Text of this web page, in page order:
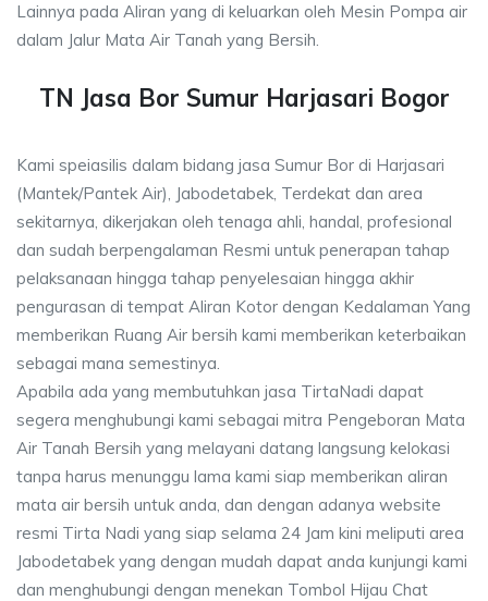
Lainnya pada Aliran yang di keluarkan oleh Mesin Pompa air
dalam Jalur Mata Air Tanah yang Bersih.
TN Jasa Bor Sumur Harjasari Bogor
Kami speiasilis dalam bidang jasa Sumur Bor di Harjasari
(Mantek/Pantek Air), Jabodetabek, Terdekat dan area
sekitarnya, dikerjakan oleh tenaga ahli, handal, profesional
dan sudah berpengalaman Resmi untuk penerapan tahap
pelaksanaan hingga tahap penyelesaian hingga akhir
pengurasan di tempat Aliran Kotor dengan Kedalaman Yang
memberikan Ruang Air bersih kami memberikan keterbaikan
sebagai mana semestinya.
Apabila ada yang membutuhkan jasa TirtaNadi dapat
segera menghubungi kami sebagai mitra Pengeboran Mata
Air Tanah Bersih yang melayani datang langsung kelokasi
tanpa harus menunggu lama kami siap memberikan aliran
mata air bersih untuk anda, dan dengan adanya website
resmi Tirta Nadi yang siap selama 24 Jam kini meliputi area
Jabodetabek yang dengan mudah dapat anda kunjungi kami
dan menghubungi dengan menekan Tombol Hijau Chat